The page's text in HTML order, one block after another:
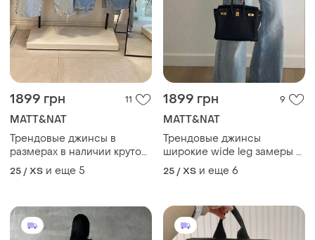
1899 грн 11
MATT&NAT
Трендовые джинсы в
размерах в наличии крутое
качество
25 / XS и еще 5
1899 грн 9
MATT&NAT
Трендовые джинсы
широкие wide leg замеры в
описании
25 / XS и еще 6